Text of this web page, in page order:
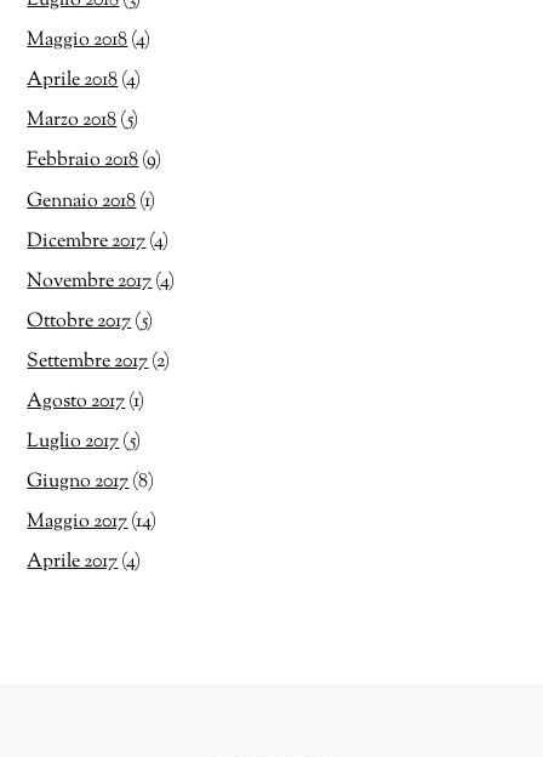
Maggio 2018(4)
Aprile 2018(4)
Marzo 2018(5)
Febbraio 2018(9)
Gennaio 2018(1)
Dicembre 2017(4)
Novembre 2017(4)
Ottobre 2017(5)
Settembre 2017(2)
Agosto 2017(1)
Luglio 2017(5)
Giugno 2017(8)
Maggio 2017(14)
Aprile 2017(4)